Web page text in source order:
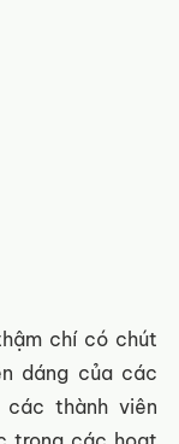
chí có chút
dáng của các
thành viên